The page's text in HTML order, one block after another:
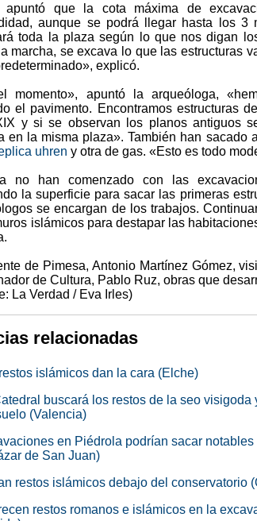
apuntó que la cota máxima de
aunque se podrá llegar hasta los 3
toda la plaza según lo que nos digan
marcha, se excava lo que las estructuras
explicó.
momento», apuntó la arqueóloga,
el pavimento. Encontramos estructuras
y si se observan los planos antiguos
en la misma plaza». También han sacado
uhren y otra de gas. «Esto es todo
no han comenzado con las
la superficie para sacar las primeras
se encargan de los trabajos.
islámicos para destapar las
de Pimesa, Antonio Martínez Gómez,
de Cultura, Pablo Ruz, obras que
La Verdad / Eva Irles)
relacionadas
islámicos dan la cara (Elche)
buscará los restos de la seo visigoda
(Valencia)
en Piédrola podrían sacar
de San Juan)
restos islámicos debajo del conservatorio
restos romanos e islámicos en la